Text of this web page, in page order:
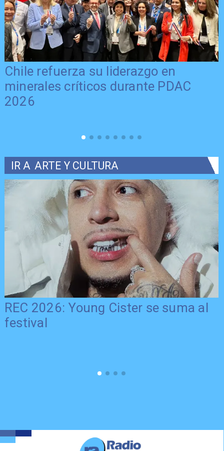
Chile refuerza su liderazgo en
minerales críticos durante PDAC
2026
IR A ARTE Y CULTURA
REC 2026: Young Cister se suma al
festival